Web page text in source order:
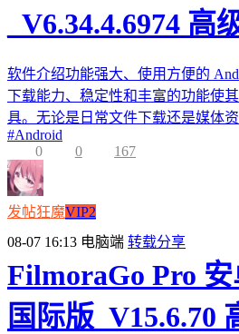
_V6.34.4.6974 高
软件介绍功能强大、使用方便的
下载能力、稳定性和丰富的功能使
具。无论是日常文件下载还是媒体
#Android
0
0 167
发帖狂魔VIP2
08-07 16:13 电脑端 转载分享
FilmoraGo Pro
国际版_V15.6.70